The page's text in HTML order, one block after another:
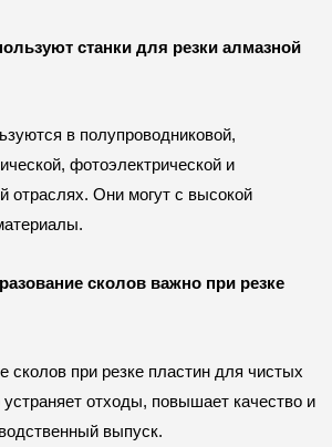
станки для резки алмазной
в полупроводниковой,
фотоэлектрической и
отраслях. Они могут с высокой
сколов важно при резке
сколов при резке пластин для чистых
устраняет отходы, повышает качество и
выпуск.